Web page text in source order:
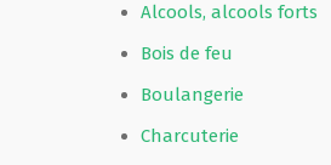
Alcools, alcools forts
Bois de feu
Boulangerie
Charcuterie
Revue de presse
Guide de la vente directe